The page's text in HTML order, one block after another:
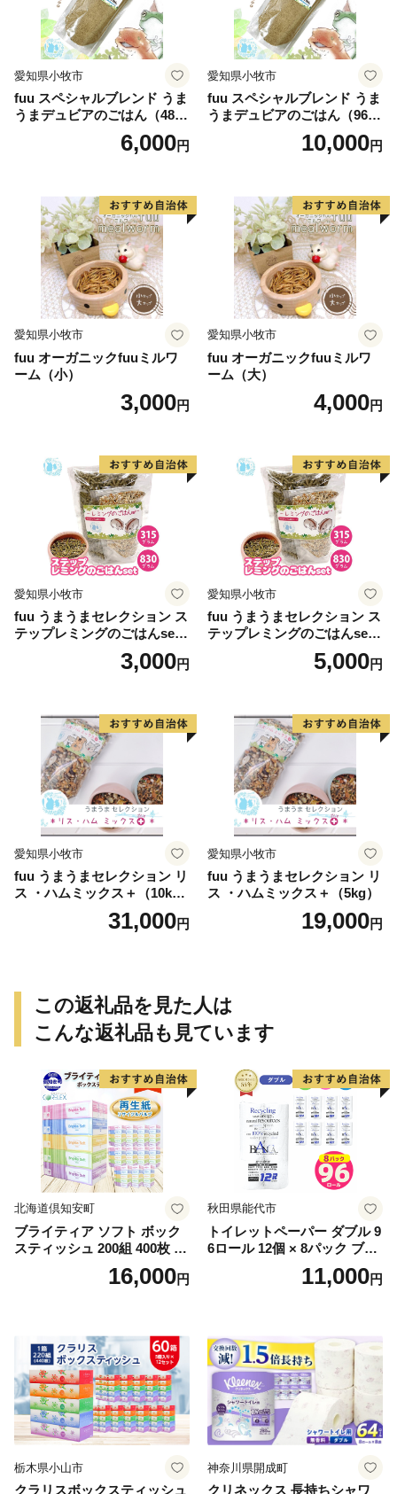
愛知県小牧市
fuu スペシャルブレンド うま
うまデュビアのごはん（480
6,000円
愛知県小牧市
fuu スペシャルブレンド うま
うまデュビアのごはん（960
10,000円
愛知県小牧市
fuu オーガニックfuuミルワ
ーム（小）
3,000円
愛知県小牧市
fuu オーガニックfuuミルワ
ーム（大）
4,000円
愛知県小牧市
fuu うまうまセレクション ス
テップレミングのごはんset
3,000円
愛知県小牧市
fuu うまうまセレクション ス
テップレミングのごはんset
5,000円
愛知県小牧市
fuu うまうまセレクション リ
ス ・ハムミックス＋（10k
31,000円
愛知県小牧市
fuu うまうまセレクション リ
ス ・ハムミックス＋（5kg）
19,000円
この返礼品を見た人は
こんな返礼品も見ています
北海道倶知安町
ブライティア ソフト ボック
スティッシュ 200組 400枚 60
箱 日本製 まとめ買い ティッ
シュ リサイクル 長持 防災 常
倶知安町 日用品
16,000円
秋田県能代市
トイレットペーパー ダブル 9
6ロール 12個 × 8パック ブラ
ンカ 再生紙 100％ 芯あり 日
用品 消耗品 無香料 生活用品
11,000円
栃木県小山市
クラリスボックスティッシュ
神奈川県開成町
クリネックス 長持ちシャワ